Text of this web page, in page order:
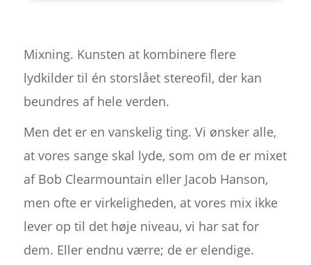
Mixning. Kunsten at kombinere flere
lydkilder til én storslået stereofil, der kan
beundres af hele verden.
Men det er en vanskelig ting. Vi ønsker alle,
at vores sange skal lyde, som om de er mixet
af Bob Clearmountain eller Jacob Hanson,
men ofte er virkeligheden, at vores mix ikke
lever op til det høje niveau, vi har sat for
dem. Eller endnu værre; de er elendige.